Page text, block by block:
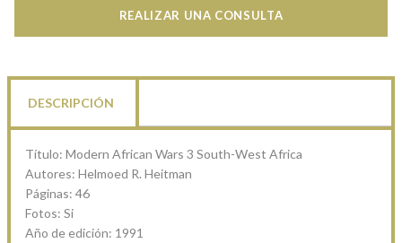
REALIZAR UNA CONSULTA
DESCRIPCIÓN
Título: Modern African Wars 3 South-West Africa
Autores: Helmoed R. Heitman
Páginas: 46
Fotos: Si
Año de edición: 1991